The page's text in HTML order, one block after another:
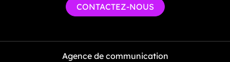
CONTACTEZ-NOUS
Agence de communication